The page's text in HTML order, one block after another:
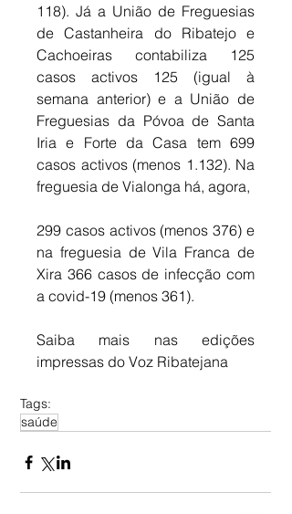
118). Já a União de Freguesias
de Castanheira do Ribatejo e
Cachoeiras contabiliza 125
casos activos 125 (igual à
semana anterior) e a União de
Freguesias da Póvoa de Santa
Iria e Forte da Casa tem 699
casos activos (menos 1.132). Na
freguesia de Vialonga há, agora,
299 casos activos (menos 376) e
na freguesia de Vila Franca de
Xira 366 casos de infecção com
a covid-19 (menos 361).
Saiba mais nas edições
impressas do Voz Ribatejana
Tags:
saúde